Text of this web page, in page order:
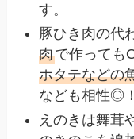
す。
豚ひき肉の代
肉で作っても
ホタテなどの
なども相性◎！
えのきは舞茸